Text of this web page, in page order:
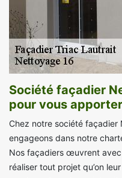
Société façadier
pour vous
Chez notre société façadier
engageons dans notre
Nos façadiers œuvrent
réaliser tout projet qu’on